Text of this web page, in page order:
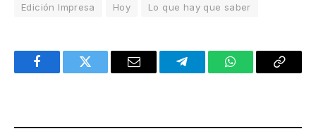
Edición Impresa Hoy Lo que hay que saber
FacebookTwitter Email TelegramWhatsAppCopy